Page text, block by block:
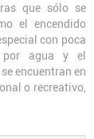
que sólo se
el encendido
con poca
por agua y el
encuentran en
o recreativo,